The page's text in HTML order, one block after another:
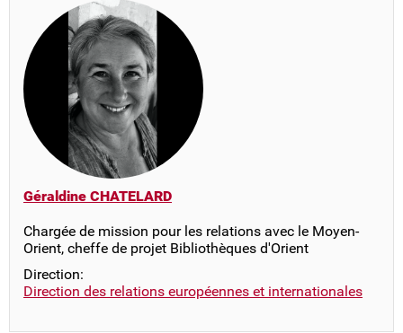
Géraldine CHATELARD
Chargée de mission pour les relations avec le Moyen-
Orient, cheffe de projet Bibliothèques d'Orient
Direction:
Direction des relations européennes et internationales